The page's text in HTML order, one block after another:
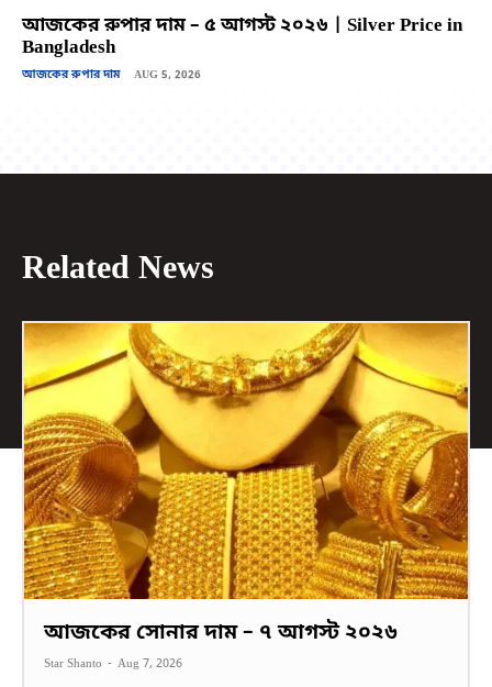
আজকের রুপার দাম – ৫ আগস্ট ২০২৬ | Silver Price in
Bangladesh
আজকের রুপার দাম AUG 5, 2026
Related News
আজকের সোনার দাম – ৭ আগস্ট ২০২৬
Star Shanto - Aug 7, 2026